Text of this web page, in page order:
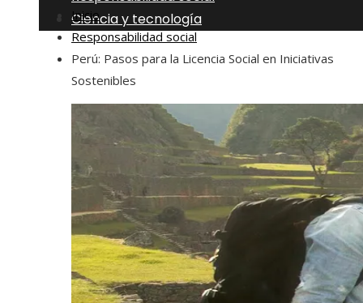
Ciencia y tecnología
Inicio
Responsabilidad social
Perú: Pasos para la Licencia Social en Iniciativas
Sostenibles